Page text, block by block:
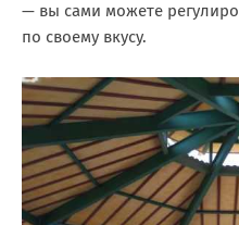
— вы сами можете
по своему вкусу.